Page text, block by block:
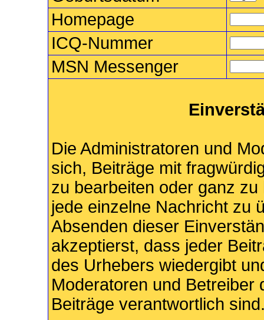
Homepage
ICQ-Nummer
MSN Messenger
Die Administratoren und
sich, Beiträge mit
zu bearbeiten oder ganz
jede einzelne Nachricht zu
Absenden dieser
akzeptierst, dass jeder
des Urhebers wiedergibt
Moderatoren und Betreiber
Beiträge verantwortlich